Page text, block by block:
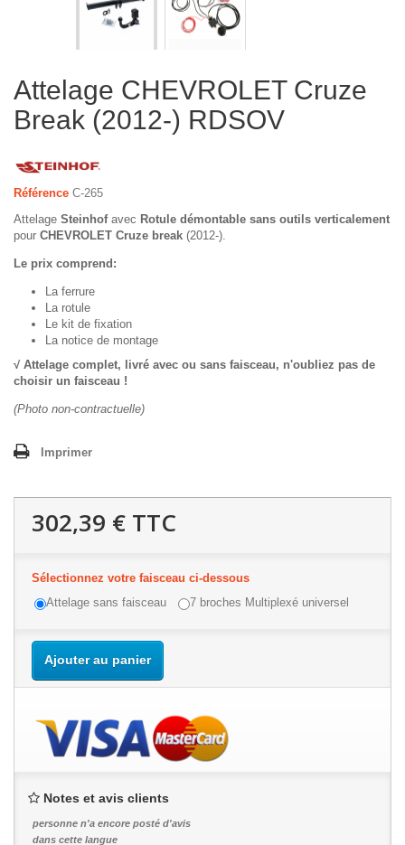
Attelage CHEVROLET Cruze
Break (2012-) RDSOV
Référence C-265
Attelage Steinhofavec Rotule démontable sans outils verticalement
pour CHEVROLET Cruze break (2012-).
Le prix comprend:
La ferrure
La rotule
Le kit de fixation
La notice de montage
√ Attelage complet, livré avec ou sans faisceau, n'oubliez pas de
choisir un faisceau !
(Photo non-contractuelle)
Imprimer
302,39 € TTC
Sélectionnez votre faisceau ci-dessous
Attelage sans faisceau
7 broches Multiplexé universel
Ajouter au panier
Notes et avis clients
personne n'a encore posté d'avis
dans cette langue